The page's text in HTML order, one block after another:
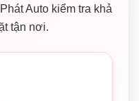
Auto kiểm tra khả
tận nơi.